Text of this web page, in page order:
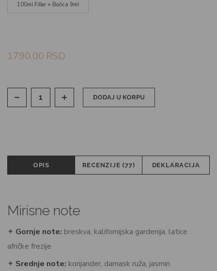
100ml Filler + Bočica 9ml
1790.00 RSD
DODAJ U KORPU
OPIS RECENZIJE (77) DEKLARACIJA
Mirisne note
✦ Gornje note: breskva, kalifornijska gardenija, latice
afričke frezije
✦ Srednje note: korijander, damask ruža, jasmin